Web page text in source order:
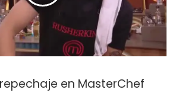
en MasterChef